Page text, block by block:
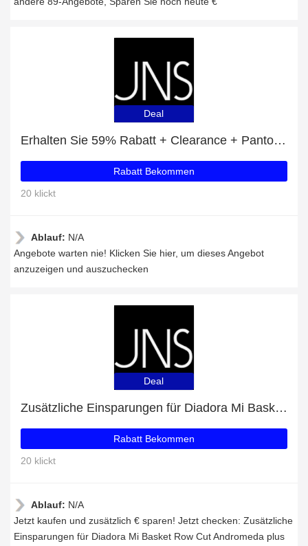
Deal
Erhalten Sie 59% Rabatt + Clearance + Pantofola d´ Oro Pontida Uomo High Rabatte
Rabatt Bekommen
20 klickt
Ablauf: N/A
Angebote warten nie! Klicken Sie hier, um dieses Angebot
anzuzeigen und auszuchecken
Deal
Zusätzliche Einsparungen für Diadora Mi Basket Row Cut Andromeda plus zusätzliche 74-Angebote
Rabatt Bekommen
20 klickt
Ablauf: N/A
Jetzt kaufen und zusätzlich € sparen! Jetzt checken: Zusätzliche
Einsparungen für Diadora Mi Basket Row Cut Andromeda plus